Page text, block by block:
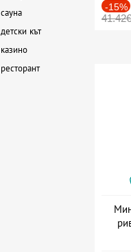
сауна
детски кът
казино
ресторант
-15%
41.42€